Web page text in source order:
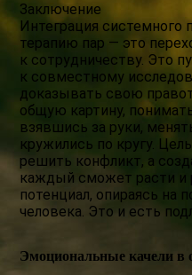
Заключение
Интеграция системного
терапию пар — это
к сотрудничеству. Это
к совместному
доказывать свою
общую картину,
взявшись за руки,
кружились по кругу.
решить конфликт, а
каждый сможет расти и
потенциал, опираясь на
человека. Это и есть
Эмоциональные качели в